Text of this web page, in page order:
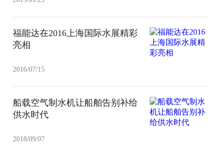
福能达在2016上海国际水展精彩
亮相
2016/07/15
船载空气制水机让船舶告别补给
供水时代
2018/09/07